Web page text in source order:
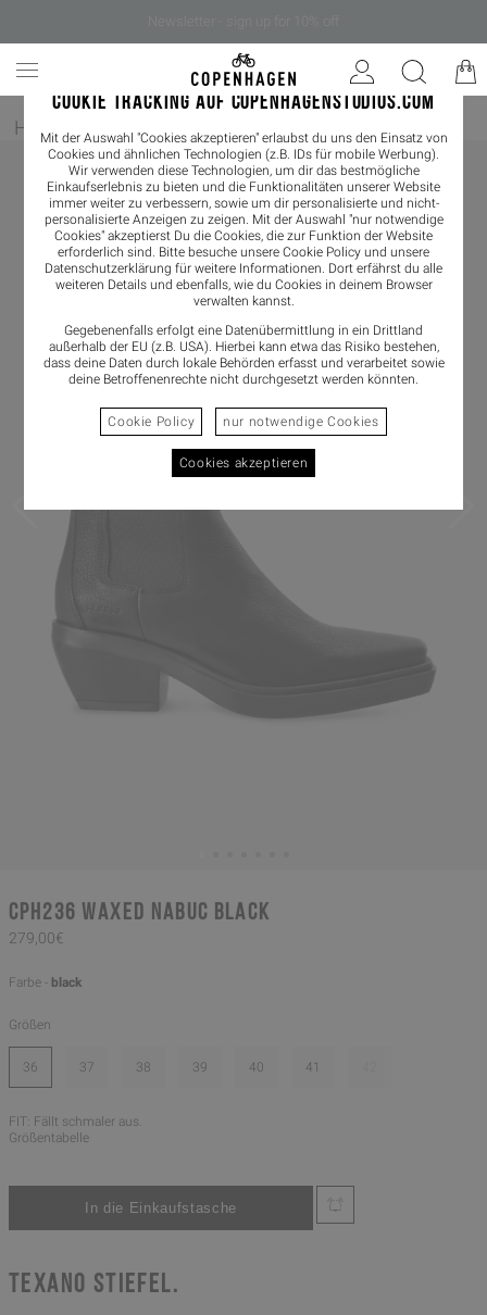
COOKIE TRACKING AUF COPENHAGENSTUDIOS.COM
Mit der Auswahl "Cookies akzeptieren" erlaubst du uns den Einsatz von
Cookies und ähnlichen Technologien (z.B. IDs für mobile Werbung).
Wir verwenden diese Technologien, um dir das bestmögliche
Einkaufserlebnis zu bieten und die Funktionalitäten unserer Website
immer weiter zu verbessern, sowie um dir personalisierte und nicht-
personalisierte Anzeigen zu zeigen. Mit der Auswahl "nur notwendige
Cookies" akzeptierst Du die Cookies, die zur Funktion der Website
erforderlich sind. Bitte besuche unsere Cookie Policy und unsere
Datenschutzerklärung für weitere Informationen. Dort erfährst du alle
weiteren Details und ebenfalls, wie du Cookies in deinem Browser
verwalten kannst.
Gegebenenfalls erfolgt eine Datenübermittlung in ein Drittland
außerhalb der EU (z.B. USA). Hierbei kann etwa das Risiko bestehen,
dass deine Daten durch lokale Behörden erfasst und verarbeitet sowie
deine Betroffenenrechte nicht durchgesetzt werden könnten.
Cookie Policy nur notwendige Cookies
Cookies akzeptieren
Home / Damen/ Boots Chelseaboot
CPH236 waxed nabuc black
279,00€
Farbe - black
Größen
36 37 38 39 40 41
FIT: Fällt schmaler aus.
Größentabelle
TEXANO STIEFEL.